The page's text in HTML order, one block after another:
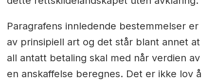
Paragrafens innledende bestemmelser er
av prinsipiell art og det står blant annet at
all antatt betaling skal med når verdien av
en anskaffelse beregnes. Det er ikke lov å